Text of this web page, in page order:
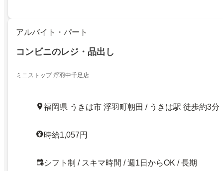
アルバイト・パート
コンビニのレジ・品出し
ミニストップ 浮羽中千足店
福岡県 うきは市 浮羽町朝田 / うきは駅 徒歩約3分
時給1,057円
シフト制 / スキマ時間 / 週1日からOK / 長期